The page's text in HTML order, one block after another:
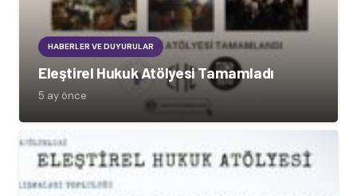
HABERLER VE DUYURULAR
Eleştirel Hukuk Atölyesi Tamamladı
5 ay önce